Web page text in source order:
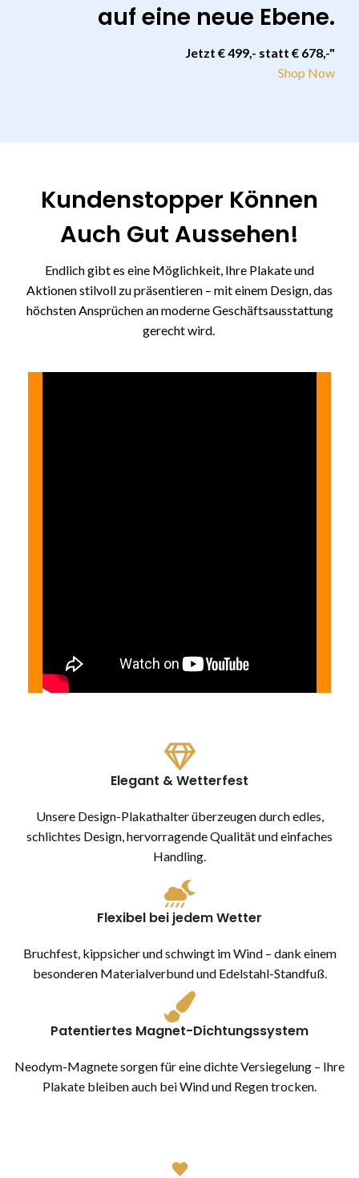
auf eine neue Ebene.
Jetzt € 499,- statt € 678,-"
Shop Now
Kundenstopper Können
Auch Gut Aussehen!
Endlich gibt es eine Möglichkeit, Ihre Plakate und
Aktionen stilvoll zu präsentieren – mit einem Design, das
höchsten Ansprüchen an moderne Geschäftsausstattung
gerecht wird.
Elegant & Wetterfest
Unsere Design-Plakathalter überzeugen durch edles,
schlichtes Design, hervorragende Qualität und einfaches
Handling.
Flexibel bei jedem Wetter
Bruchfest, kippsicher und schwingt im Wind – dank einem
besonderen Materialverbund und Edelstahl-Standfuß.
Patentiertes Magnet-Dichtungssystem
Neodym-Magnete sorgen für eine dichte Versiegelung – Ihre
Plakate bleiben auch bei Wind und Regen trocken.